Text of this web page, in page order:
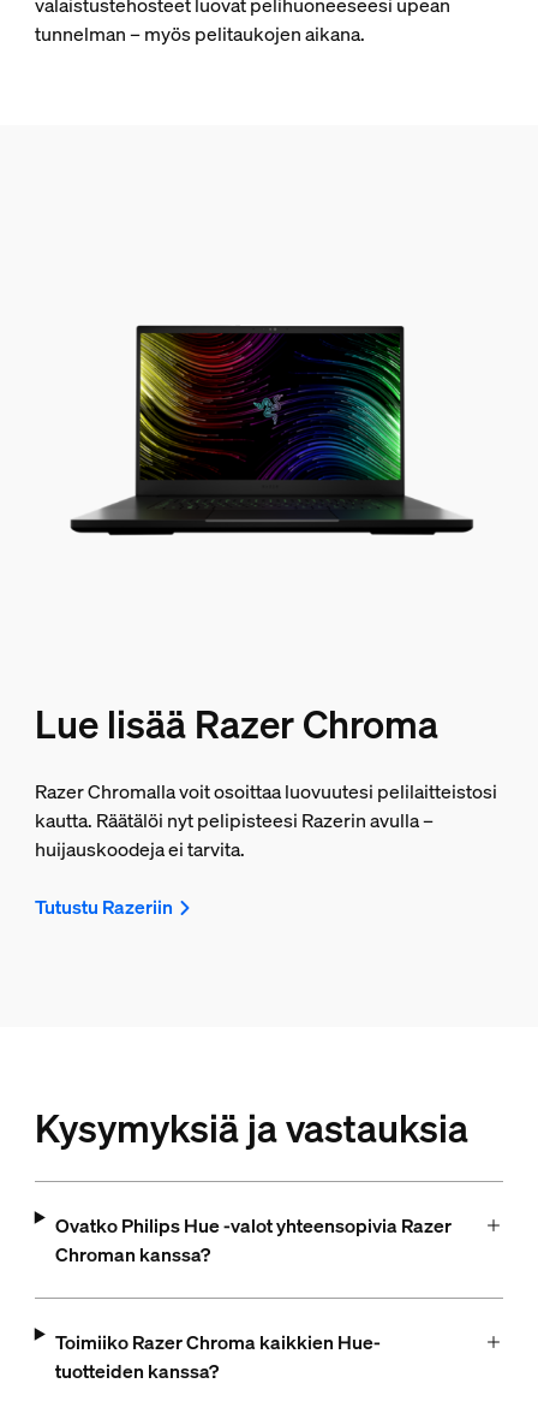
tunnelman – myös pelitaukojen aikana.
Lue lisää Razer Chroma
Razer Chromalla voit osoittaa luovuutesi pelilaitteistosi
kautta. Räätälöi nyt pelipisteesi Razerin avulla –
huijauskoodeja ei tarvita.
Tutustu Razeriin
Kysymyksiä ja vastauksia
Ovatko Philips Hue -valot yhteensopivia Razer
Chroman kanssa?
Toimiiko Razer Chroma kaikkien Hue-
tuotteiden kanssa?